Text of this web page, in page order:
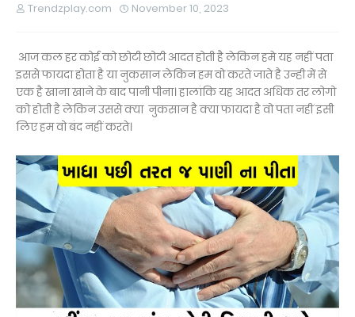
Trendzplay.com November 10, 2023
आज कल हर कोई को छोटी छोटी आदत होती है लेकिन हमे यह नहीं पता
इससे फायदा होता है या नुकसान लेकिन हम वो करते जाते है उन्ही में से
एक है खाना खाने के बाद पानी पीना। हालांकि यह आदत अधिक तर लोगो
को होती है लेकिन उससे क्या नुकसान है क्या फायदा है वो पता नहीं इसी
लिए हम वो बंद नहीं करते।